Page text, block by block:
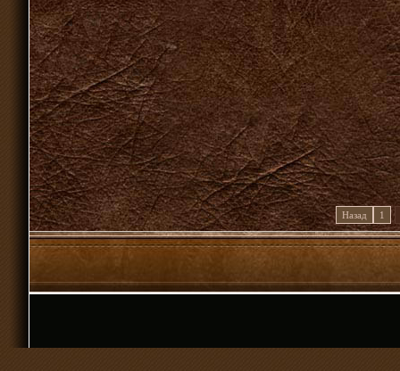
Назад 1